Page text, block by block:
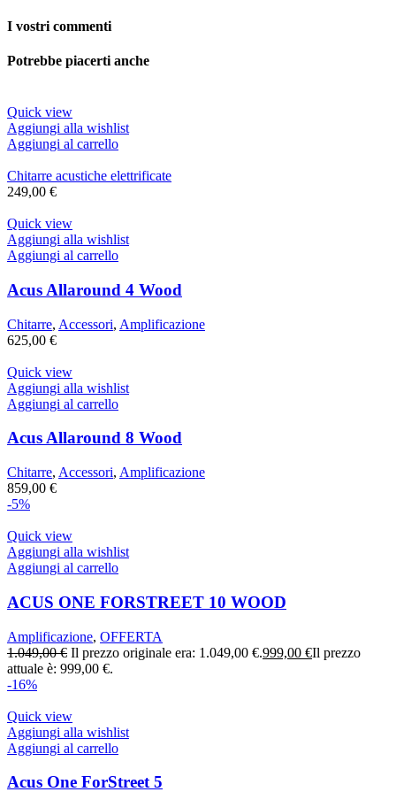
I vostri commenti
Potrebbe piacerti anche
Quick view
Aggiungi alla wishlist
Aggiungi al carrello
Chitarre acustiche elettrificate
249,00 €
Quick view
Aggiungi alla wishlist
Aggiungi al carrello
Acus Allaround 4 Wood
Chitarre, Accessori, Amplificazione
625,00 €
Quick view
Aggiungi alla wishlist
Aggiungi al carrello
Acus Allaround 8 Wood
Chitarre, Accessori, Amplificazione
859,00 €
-5%
Quick view
Aggiungi alla wishlist
Aggiungi al carrello
ACUS ONE FORSTREET 10 WOOD
Amplificazione, OFFERTA
1.049,00€ Il prezzo originale era: 1.049,00 €.999,00 €Il prezzo
attuale è: 999,00 €.
-16%
Quick view
Aggiungi alla wishlist
Aggiungi al carrello
Acus One ForStreet 5